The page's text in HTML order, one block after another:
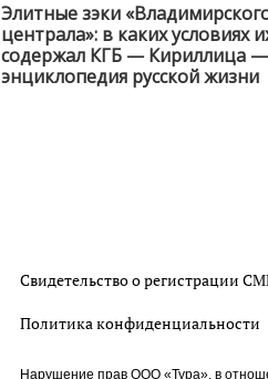
Элитные зэки
централа»: в каких условиях
содержал КГБ — Кириллица —
энциклопедия русской жизни
Свидетельство о регистрации
Политика конфиденциальности
Нарушение прав ООО «Тура», в